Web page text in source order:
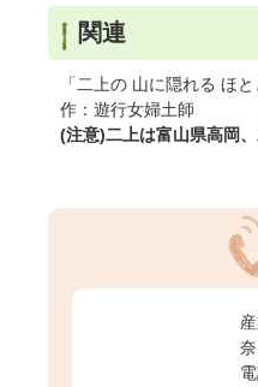
関連
「二上の 山に隠れる ほ
作：遊行女婦土師
(注意)二上は富山県高岡